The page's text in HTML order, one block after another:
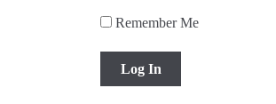
Remember Me